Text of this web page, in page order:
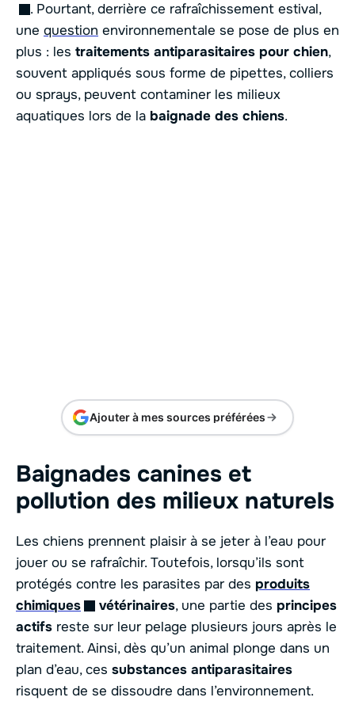
. Pourtant, derrière ce rafraîchissement estival,
une question environnementale se pose de plus en
plus : les traitements antiparasitaires pour chien,
souvent appliqués sous forme de pipettes, colliers
ou sprays, peuvent contaminer les milieux
aquatiques lors de la baignade des chiens.
Ajouter à mes sources préférées
Baignades canines et
pollution des milieux naturels
Les chiens prennent plaisir à se jeter à l’eau pour
jouer ou se rafraîchir. Toutefois, lorsqu’ils sont
protégés contre les parasites par des produits
chimiques
vétérinaires, une partie des principes
actifs reste sur leur pelage plusieurs jours après le
traitement. Ainsi, dès qu’un animal plonge dans un
plan d’eau, ces substances antiparasitaires
risquent de se dissoudre dans l’environnement.